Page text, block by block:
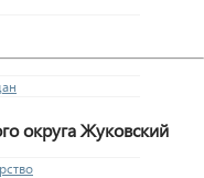
округа Жуковский